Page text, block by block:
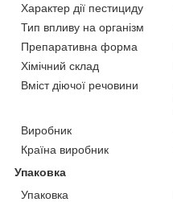
Характер дії пестициду
Тип впливу на організм
Препаративна форма
Хімічний склад
Вміст діючої речовини
Виробник
Країна виробник
Упаковка
Упаковка